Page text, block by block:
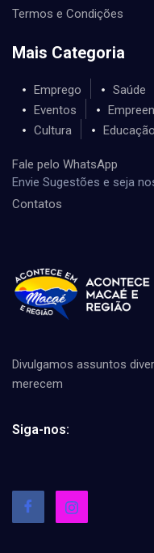
Termos e Condições
Mais Categoria
Emprego Saúde
Eventos
Cultura
Educação
Fale pelo WhatsApp
Envie Sugestões e seja
Contatos
Divulgamos assuntos
merecem
Siga-nos: